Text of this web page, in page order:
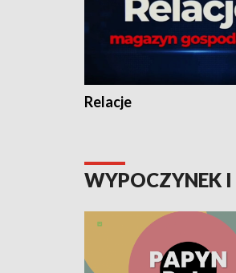
Relacje
WYPOCZYNEK I